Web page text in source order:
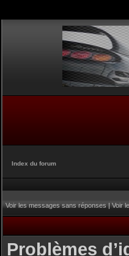
Index du forum
Voir les messages sans réponses|Voir
Problèmes